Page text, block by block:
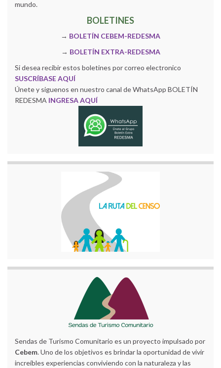
mundo.
BOLETINES
→ BOLETÍN CEBEM-REDESMA
→ BOLETÍN EXTRA-REDESMA
Si desea recibir estos boletines por correo electronico
SUSCRÍBASE AQUÍ
Únete y siguenos en nuestro canal de WhatsApp BOLETÍN
REDESMA INGRESA AQUÍ
Sendas de Turismo Comunitario es un proyecto impulsado por
Cebem. Uno de los objetivos es brindar la oportunidad de vivir
increíbles experiencias conviviendo con la naturaleza y las